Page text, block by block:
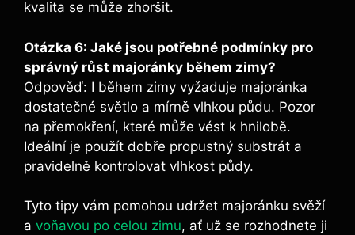
kvalita se může zhoršit.
Otázka 6: Jaké jsou potřebné podmínky pro
správný růst majoránky během zimy?
Odpověď: I během zimy vyžaduje majoránka
dostatečné světlo a mírně vlhkou půdu. Pozor
na přemokření, které může vést k hnilobě.
Ideální je použít dobře propustný substrát a
pravidelně kontrolovat vlhkost půdy.
Tyto tipy vám pomohou udržet majoránku svěží
a voňavou po celou zimu, ať už se rozhodnete ji